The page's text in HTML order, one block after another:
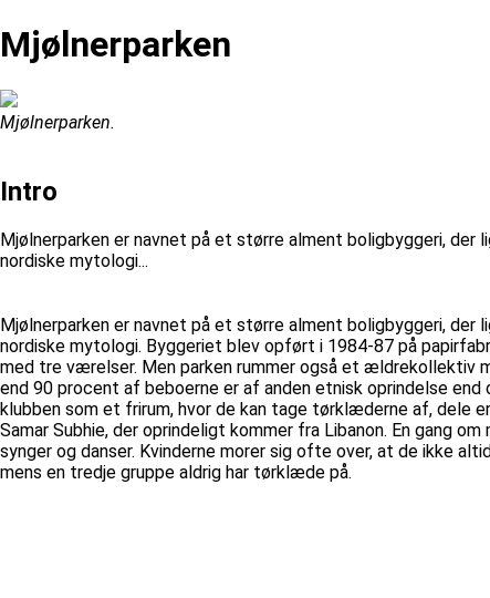
Mjølnerparken
Mjølnerparken.
Intro
Mjølnerparken er navnet på et større alment boligbyggeri, der
nordiske mytologi...
Mjølnerparken er navnet på et større alment boligbyggeri, der
nordiske mytologi. Byggeriet blev opført i 1984-87 på
med tre værelser. Men parken rummer også et ældrekollektiv
end 90 procent af beboerne er af anden etnisk oprindelse
klubben som et frirum, hvor de kan tage tørklæderne af, dele
Samar Subhie, der oprindeligt kommer fra Libanon. En gang
synger og danser. Kvinderne morer sig ofte over, at de ikke
mens en tredje gruppe aldrig har tørklæde på.